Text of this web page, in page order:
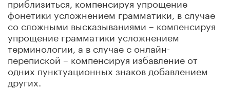
фонетики усложнением грамматики, в случае
со сложными высказываниями – компенсируя
упрощение грамматики усложнением
терминологии, а в случае с онлайн-
перепиской – компенсируя избавление от
одних пунктуационных знаков добавлением
других.